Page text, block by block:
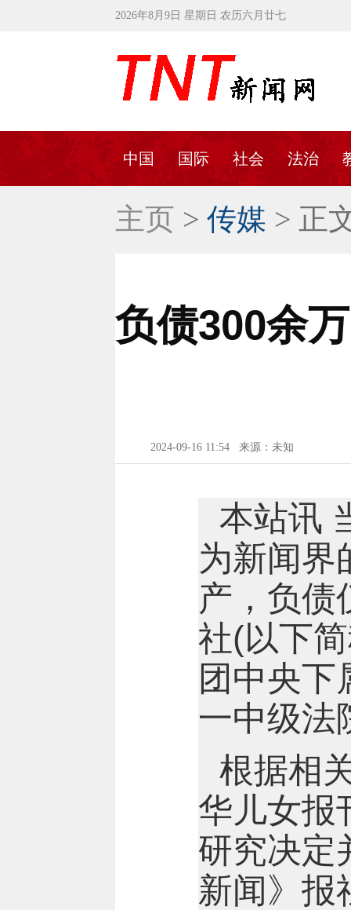
2026年8月9日 星期日 农历六月廿七
中国 国际 社会 法治
主页 > 传媒 > 正
负债300余
2024-09-16 11:54 来源：未知
本站讯
为新闻界
产，负债
社(以下
团中央下
一中级法
根据相
华儿女报
研究决定
新闻》报